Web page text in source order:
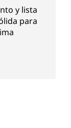
y lista
para